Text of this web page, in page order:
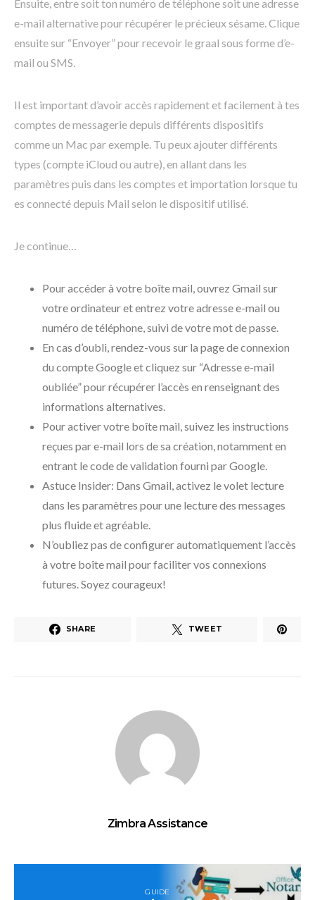
Ensuite, entre soit ton numéro de téléphone soit une adresse
e-mail alternative pour récupérer le précieux sésame. Clique
ensuite sur “Envoyer” pour recevoir le graal sous forme d’e-
mail ou SMS.
Il est important d’avoir accès rapidement et facilement à tes
comptes de messagerie depuis différents dispositifs
comme un Mac par exemple. Tu peux ajouter différents
types (compte iCloud ou autre), en allant dans les
paramètres puis dans les comptes et importation lorsque tu
es connecté depuis Mail selon le dispositif utilisé.
Je continue…
Pour accéder à votre boîte mail, ouvrez Gmail sur
votre ordinateur et entrez votre adresse e-mail ou
numéro de téléphone, suivi de votre mot de passe.
En cas d’oubli, rendez-vous sur la page de connexion
du compte Google et cliquez sur “Adresse e-mail
oubliée” pour récupérer l’accès en renseignant des
informations alternatives.
Pour activer votre boîte mail, suivez les instructions
reçues par e-mail lors de sa création, notamment en
entrant le code de validation fourni par Google.
Astuce Insider: Dans Gmail, activez le volet lecture
dans les paramètres pour une lecture des messages
plus fluide et agréable.
N’oubliez pas de configurer automatiquement l’accès
à votre boîte mail pour faciliter vos connexions
futures. Soyez courageux!
SHARE TWEET
Zimbra Assistance
GUIDE